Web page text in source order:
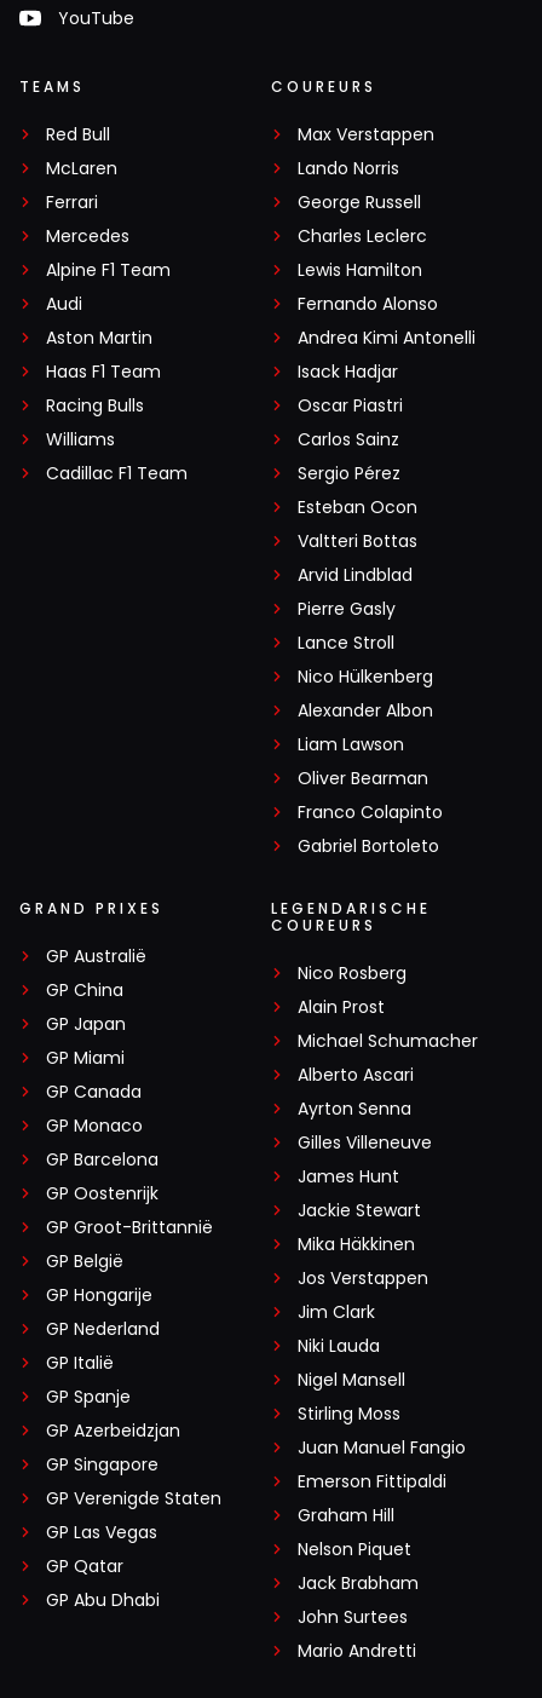
YouTube
TEAMS
Red Bull
McLaren
Ferrari
Mercedes
Alpine F1 Team
Audi
Aston Martin
Haas F1 Team
Racing Bulls
Williams
Cadillac F1 Team
COUREURS
Max Verstappen
Lando Norris
George Russell
Charles Leclerc
Lewis Hamilton
Fernando Alonso
Andrea Kimi Antonelli
Isack Hadjar
Oscar Piastri
Carlos Sainz
Sergio Pérez
Esteban Ocon
Valtteri Bottas
Arvid Lindblad
Pierre Gasly
Lance Stroll
Nico Hülkenberg
Alexander Albon
Liam Lawson
Oliver Bearman
Franco Colapinto
Gabriel Bortoleto
GRAND PRIXES
GP Australië
GP China
GP Japan
GP Miami
GP Canada
GP Monaco
GP Barcelona
GP Oostenrijk
GP Groot-Brittannië
GP België
GP Hongarije
GP Nederland
GP Italië
GP Spanje
GP Azerbeidzjan
GP Singapore
GP Verenigde Staten
GP Las Vegas
GP Qatar
GP Abu Dhabi
LEGENDARISCHE
COUREURS
Nico Rosberg
Alain Prost
Michael Schumacher
Alberto Ascari
Ayrton Senna
Gilles Villeneuve
James Hunt
Jackie Stewart
Mika Häkkinen
Jos Verstappen
Jim Clark
Niki Lauda
Nigel Mansell
Stirling Moss
Juan Manuel Fangio
Emerson Fittipaldi
Graham Hill
Nelson Piquet
Jack Brabham
John Surtees
Mario Andretti